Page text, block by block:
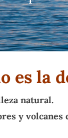
es la
natural.
y